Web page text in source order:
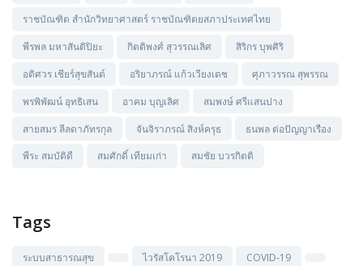
ราชบัณฑิต สำนักวิทยาศาสตร์ ราชบัณฑิตยสภาประเทศไทย
พีรพล มหาสันติปิยะ
กิตติพงศ์ สุวรรณเลิศ
สิริกร บุพศิริ
อดิศวร เชียร์สุขสันต์
อริยาภรณ์ แก้วเวียงเดช
ศุภาวรรณ สุพรรณ
พรพิพัฒน์ อุทธิเสน
อาคม บุญเลิศ
สมพงษ์ ศรีแสนปาง
สายสมร ลีลดาภัทรกุล
จันจิราภรณ์ สิงห์ครุธ
ธนพล ต่อปัญญาเรือง
พีระ สมบัติดี
สมศักดิ์ เทียมเก่า สมชัย บวรกิตติ
Tags
ระบบสาธารณสุข ไวรัสโคโรนา 2019
COVID-19